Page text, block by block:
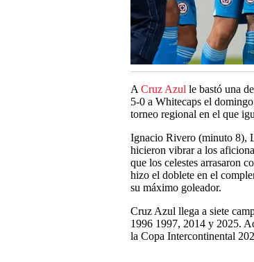
A Cruz Azul le bastó una
5-0 a Whitecaps el
torneo regional en el que
Ignacio Rivero (minuto 8),
hicieron vibrar a los
que los celestes arrasaron
hizo el doblete en el
su máximo goleador.
Cruz Azul llega a siete
1996 1997, 2014 y 2025.
la Copa Intercontinental